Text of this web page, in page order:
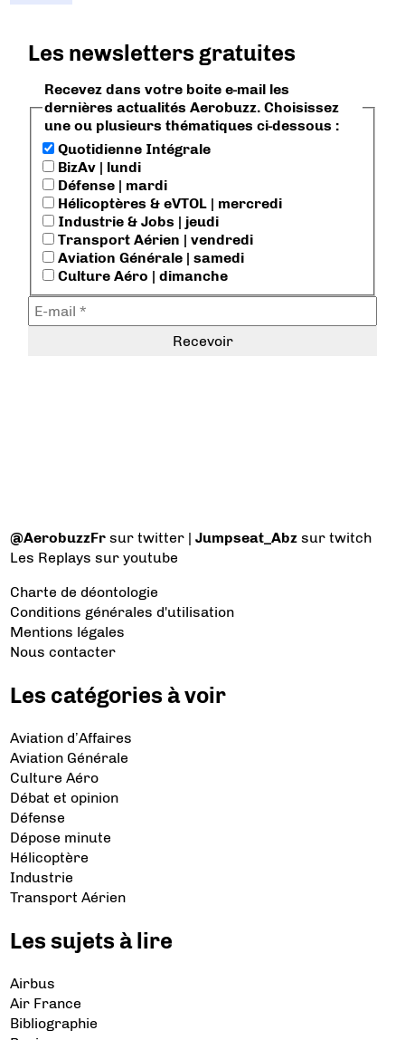
Les newsletters gratuites
Recevez dans votre boite e-mail les
dernières actualités Aerobuzz. Choisissez
une ou plusieurs thématiques ci-dessous :
Quotidienne Intégrale
BizAv | lundi
Défense | mardi
Hélicoptères & eVTOL | mercredi
Industrie & Jobs | jeudi
Transport Aérien | vendredi
Aviation Générale | samedi
Culture Aéro | dimanche
@AerobuzzFr sur twitter |Jumpseat_Abz sur twitch
Les Replays sur youtube
Charte de déontologie
Conditions générales d'utilisation
Mentions légales
Nous contacter
Les catégories à voir
Aviation d’Affaires
Aviation Générale
Culture Aéro
Débat et opinion
Défense
Dépose minute
Hélicoptère
Industrie
Transport Aérien
Les sujets à lire
Airbus
Air France
Bibliographie